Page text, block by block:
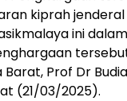
kiprah
ini
Barat, Prof Dr
(21/03/2025).